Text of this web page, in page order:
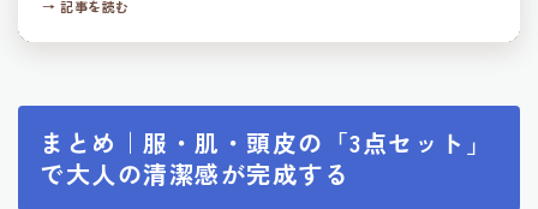
→ 記事を読む
まとめ｜服・肌・頭皮の「3点セット」
で大人の清潔感が完成する